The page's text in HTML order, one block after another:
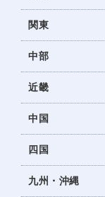
関東
中部
近畿
中国
四国
九州・沖縄